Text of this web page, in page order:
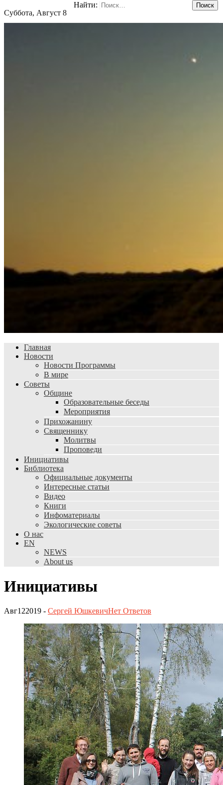
Суббота, Август 8
Найти:
Главная
Новости
Новости Программы
В мире
Советы
Общине
Образовательные беседы
Мероприятия
Прихожанину
Священнику
Молитвы
Проповеди
Инициативы
Библиотека
Официальные документы
Интересные статьи
Видео
Книги
Инфоматериалы
Экологические советы
О нас
EN
NEWS
About us
Инициативы
Авг122019 - Сергей ЮшкевичНет Ответов